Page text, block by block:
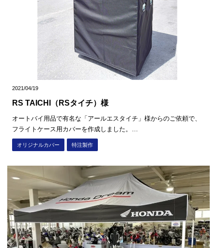
2021/04/19
RS TAICHI（RSタイチ）様
オートバイ用品で有名な「アールエスタイチ」様からのご依頼で、
フライトケース用カバーを作成しました。…
オリジナルカバー 特注製作